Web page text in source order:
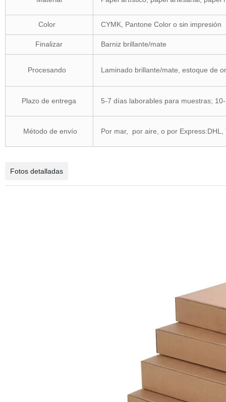
Color CYMK, Pantone Color o sin impresión
Finalizar Barniz brillante/mate
Procesando Laminado brillante/mate, estoque de
Plazo de entrega 5-7 días laborables para muestras;
Método de envío Por mar, por aire, o por Express:DHL,
Fotos detalladas